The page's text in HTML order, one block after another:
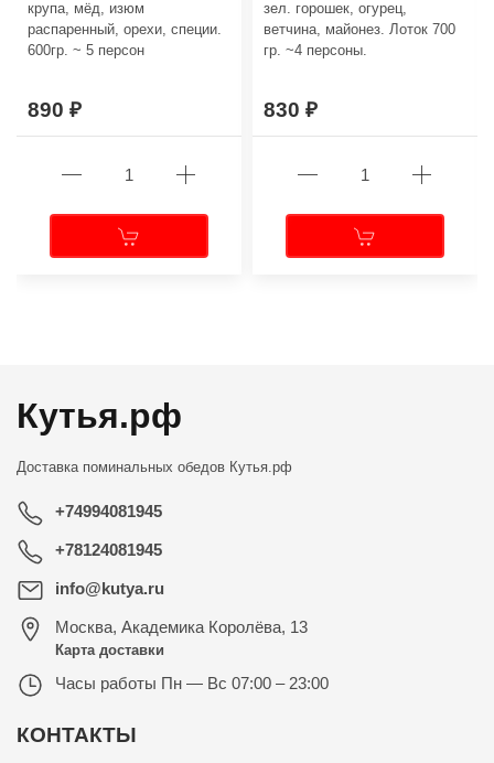
крупа, мёд, изюм
распаренный, орехи, специи.
600гр. ~ 5 персон
890
зел. горошек, огурец,
ветчина, майонез. Лоток 700
гр. ~4 персоны.
830
Кутья.рф
Доставка поминальных обедов Кутья.рф
+74994081945
+78124081945
info@kutya.ru
Москва, Академика Королёва, 13
Карта доставки
Часы работы Пн — Вс 07:00 – 23:00
КОНТАКТЫ